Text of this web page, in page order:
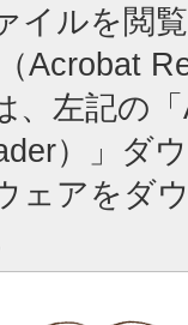
イルを閲
Acrobat
、左記の
）」ダ
ェアをダ